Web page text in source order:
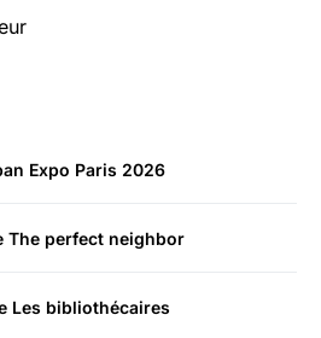
Expo Paris 2026
The perfect neighbor
Les bibliothécaires